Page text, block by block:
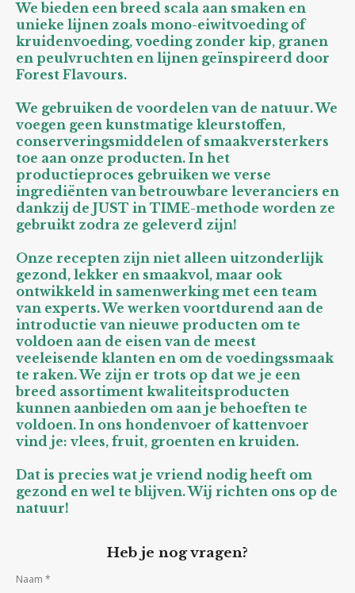
We bieden een breed scala aan smaken en
unieke lijnen zoals mono-eiwitvoeding of
kruidenvoeding, voeding zonder kip, granen
en peulvruchten en lijnen geïnspireerd door
Forest Flavours.
We gebruiken de voordelen van de natuur. We
voegen geen kunstmatige kleurstoffen,
conserveringsmiddelen of smaakversterkers
toe aan onze producten. In het
productieproces gebruiken we verse
ingrediënten van betrouwbare leveranciers en
dankzij de JUST in TIME-methode worden ze
gebruikt zodra ze geleverd zijn!
Onze recepten zijn niet alleen uitzonderlijk
gezond, lekker en smaakvol, maar ook
ontwikkeld in samenwerking met een team
van experts. We werken voortdurend aan de
introductie van nieuwe producten om te
voldoen aan de eisen van de meest
veeleisende klanten en om de voedingssmaak
te raken. We zijn er trots op dat we je een
breed assortiment kwaliteitsproducten
kunnen aanbieden om aan je behoeften te
voldoen. In ons hondenvoer of kattenvoer
vind je: vlees, fruit, groenten en kruiden.
Dat is precies wat je vriend nodig heeft om
gezond en wel te blijven. Wij richten ons op de
natuur!
Heb je nog vragen?
Naam *